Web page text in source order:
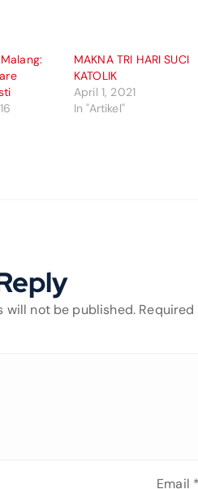
MAKNA TRI HARI SUCI
KATOLIK
April 1, 2021
In "Artikel"
will not be published.
Email *